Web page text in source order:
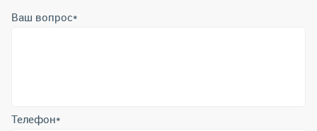
Ваш вопрос*
Отправляя форму вы подтверждаете согласие с